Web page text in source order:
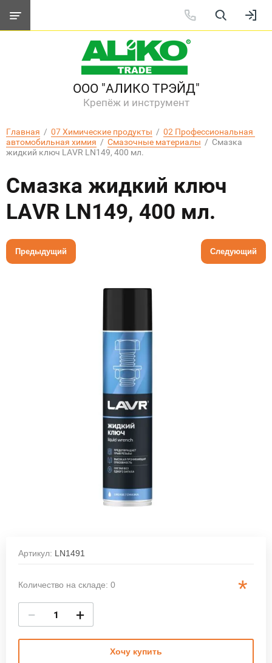
ООО "АЛИКО ТРЭЙД"
Крепёж и инструмент
Главная
  /
07 Химические продукты
  /
02 Профессиональная
автомобильная химия
  /
Смазочные материалы
  /  Смазка
жидкий ключ LAVR LN149, 400 мл.
Смазка жидкий ключ
LAVR LN149, 400 мл.
Предыдущий Следующий
Артикул: LN1491
Количество на складе: 0 *
− +
Хочу купить